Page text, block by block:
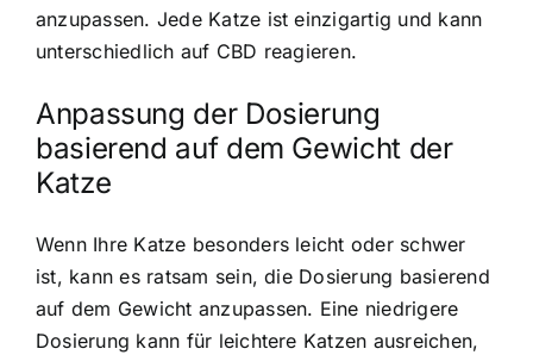
anzupassen. Jede Katze ist einzigartig und kann
unterschiedlich auf CBD reagieren.
Anpassung der Dosierung
basierend auf dem Gewicht der
Katze
Wenn Ihre Katze besonders leicht oder schwer
ist, kann es ratsam sein, die Dosierung basierend
auf dem Gewicht anzupassen. Eine niedrigere
Dosierung kann für leichtere Katzen ausreichen,